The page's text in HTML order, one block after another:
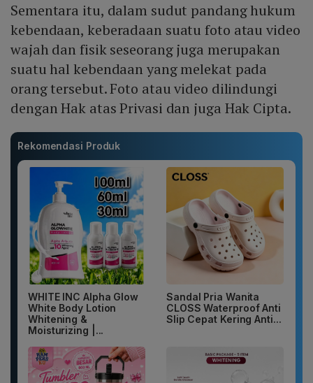
Sementara itu, dalam sudut pandang hukum
kebendaan, keberadaan suatu foto atau video
wajah dan fisik seseorang juga merupakan
suatu hal kebendaan yang melekat pada
orang tersebut. Foto atau video dilindungi
dengan Hak atas Privasi dan juga Hak Cipta.
Rekomendasi Produk
WHITE INC Alpha Glow
White Body Lotion
Whitening &
Moisturizing |...
Sandal Pria Wanita
CLOSS Waterproof Anti
Slip Cepat Kering Anti...